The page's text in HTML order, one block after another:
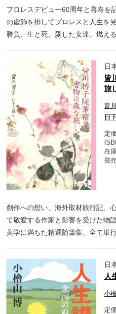
プロレスデビュー60周年と喜寿を
の虚飾を排してプロレスと人生を
勝負、生と死、愛した女達。燃え
日
皆
旅
皆
日
定価
在
発
創作への想い、海外取材旅行記、
て敬愛する作家と影響を受けた
美学に満ちた精選随筆集。全て単
日
人
小
定価